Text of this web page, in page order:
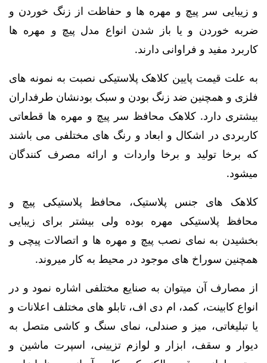
و زیبایی سر پیچ و مهره ها و حفاظت از زنگ خوردن و
ضربه خوردن و یا باز شدن انواع مدل پیچ و مهره ها
کاربرد مفید و فراوانی دارند.
به علت قیمت پایین کلاهک پلاستیکی نصبت به نمونه های
فلزی و همچنین ضد زنگ بودن و سبک بودنشان طرفداران
بیشتری دارد. کلاهک محافظ سر پیچ و مهره ها قطعاتی
کاربردی در اشکال و ابعاد و رنگ های مختلفی می باشند
که برخا تولید و برخا واردات و ارائه مصرف کنندگان
میشود.
کلاهک های جنس پلاستیک، محافظ پلاستیکی پیچ و
محافظ پلاستیکی مهره بوده ولی بیشتر برای زیبایی
بخشیدن به نمای نصب پیچ و مهره ها و اتصالات پیچی و
همچنین سوراخ های موجود در محیط به کار میروند.
از مصارف آن میتوان به صنایع مختلفی اشاره نمود و در
انواع کابینت، کمد، ام دی اف، تابلو های مختلف اعلانات و
یا تبلیغاتی، میز و صندلی، نمای سنگ و کاشی متصل به
دیوار و سقف، ابزار و لوازم تزیینی، اسپرت ماشین و